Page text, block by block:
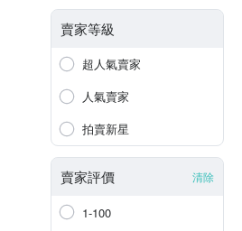
賣家等級
超人氣賣家
人氣賣家
拍賣新星
賣家評價 清除
1-100